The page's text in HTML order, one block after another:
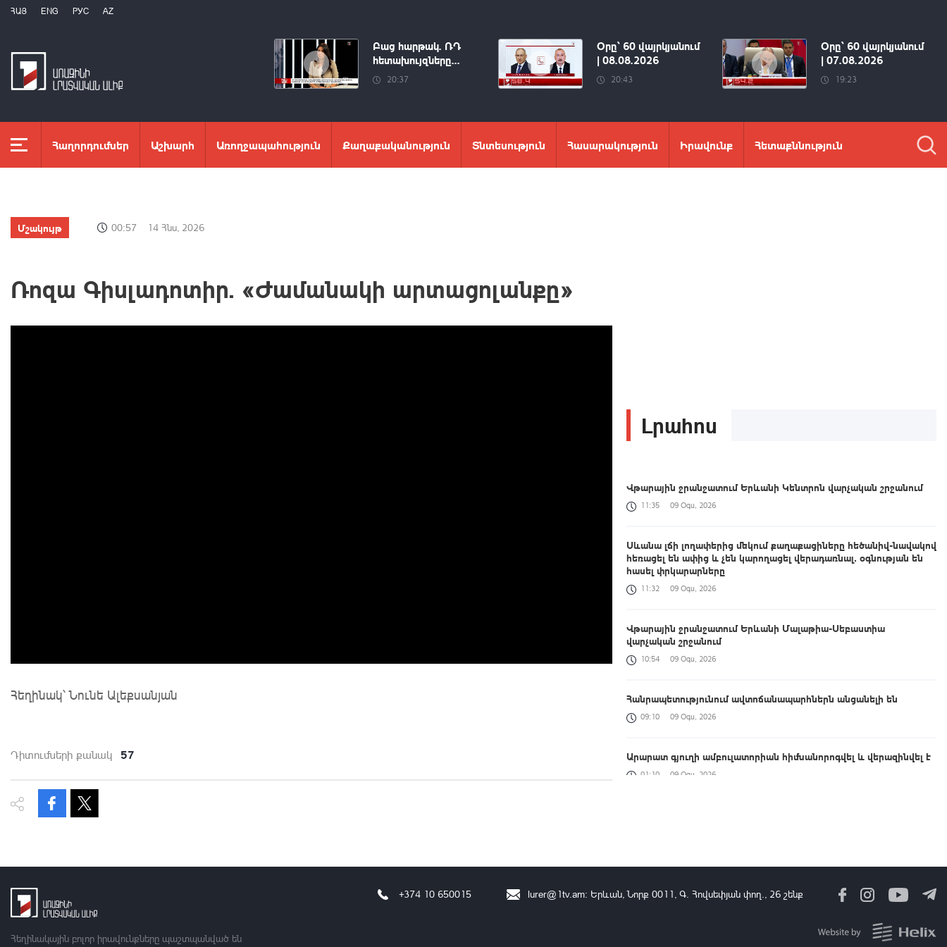
ՀԱՅ ENG РУС AZ
Բաց հարթակ. ՌԴ
հետախույզները...
20:37
Օրը՝ 60 վայրկյանում
| 08.08.2026
20:43
Օրը՝ 60 վայրկյանում
| 07.08.2026
19:23
Հաղորդումներ Աշխարհ Առողջապահություն Քաղաքականություն Տնտեսություն Հասարակություն Իրավունք Հետաքննություն
Մշակույթ 00:57 14 Հնս, 2026
Ռոզա Գիսլադոտիր. «Ժամանակի արտացոլանքը»
Հեղինակ՝ Նունե Ալեքսանյան
Դիտումների քանակ 57
Լրահոս
Վթարային ջրանջատում Երևանի Կենտրոն վարչական շրջանում
11:35 09 Օգս, 2026
Սևանա լճի լողափերից մեկում քաղաքացիները հեծանիվ-նավակով
հեռացել են ափից և չեն կարողացել վերադառնալ․ օգնության են
հասել փրկարարները
11:32 09 Օգս, 2026
Վթարային ջրանջատում Երևանի Մալաթիա-Սեբաստիա
վարչական շրջանում
10:54 09 Օգս, 2026
Հանրապետությունում ավտոճանապարհներն անցանելի են
09:10 09 Օգս, 2026
Արարատ գյուղի ամբուլատորիան հիմնանորոգվել և վերազինվել է
01:10 09 Օգս, 2026
23:58 08 Օգս, 2026
Հայտնի են ՀՀ վարչապետի հովանու ներքո անցկացվող 4-րդ
Հեղինակային բոլոր իրավունքները պաշտպանված են
lurer@1tv.am։ Երևան, Նորք 0011, Գ․ Հովսեփյան փող., 26 շենք
+374 10 650015